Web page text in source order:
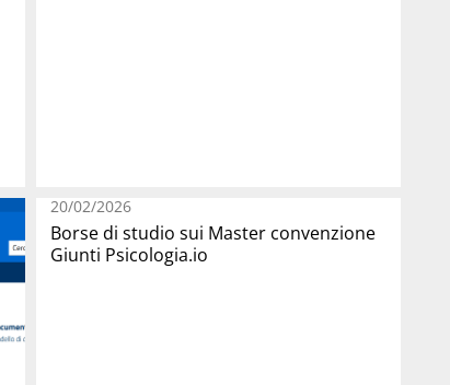
20/02/2026
Borse di studio sui Master convenzione
Giunti Psicologia.io